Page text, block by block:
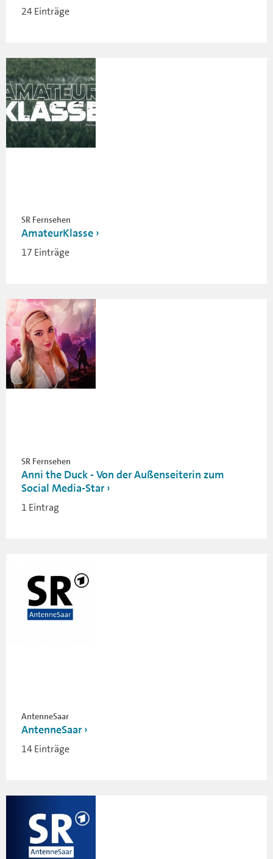
24 Einträge
SR Fernsehen
AmateurKlasse
17 Einträge
SR Fernsehen
Anni the Duck - Von der Außenseiterin zum
Social Media-Star
1 Eintrag
AntenneSaar
AntenneSaar
14 Einträge